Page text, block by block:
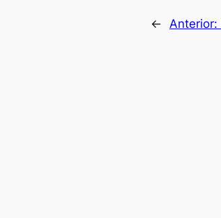
← Anterior: